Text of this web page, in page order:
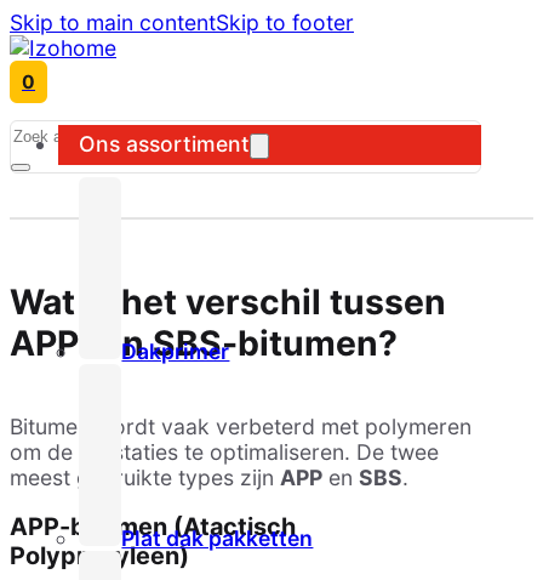
Skip to main contentSkip to footer
0
Ons assortiment
Dakprimer
Plat dak pakketten
Search
Wat is het verschil tussen
APP- en SBS-bitumen?
Bitumen wordt vaak verbeterd met polymeren
om de prestaties te optimaliseren. De twee
meest gebruikte types zijn APP en SBS.
APP-bitumen (Atactisch
Polypropyleen)